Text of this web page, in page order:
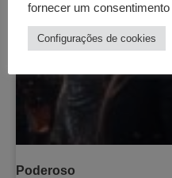
Poderoso
fornecer um consentimento
Configurações de cookies